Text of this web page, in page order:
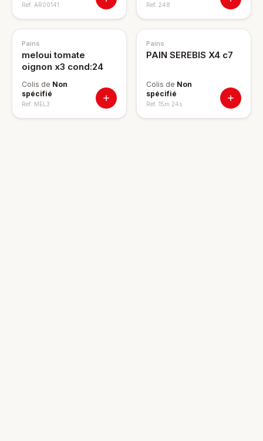
Ref. AR00141 Ref. 248
Pains
meloui tomate
oignon x3 cond:24
Colis de Non
spécifié
Ref. MEL3
Pains
PAIN SEREBIS X4 c7
Colis de Non
spécifié
Ref. 15m 24s